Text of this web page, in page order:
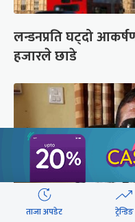
लन्डनप्रति घट्दो
हजारले छाडे
ताजा अपडेट ट्रेन्डिङ